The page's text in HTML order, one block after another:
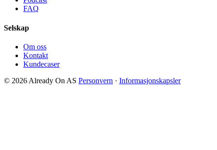
FAQ
Selskap
Om oss
Kontakt
Kundecaser
© 2026 Already On AS Personvern · Informasjonskapsler